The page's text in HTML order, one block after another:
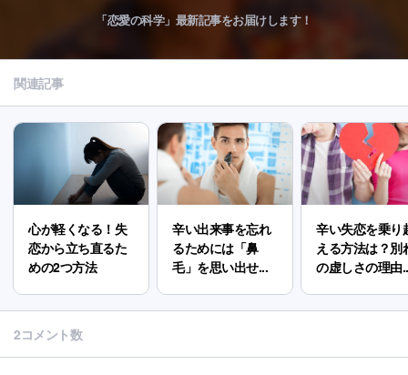
「恋愛の科学」最新記事をお届けします！
関連記事
心が軽くなる！失
恋から立ち直るた
めの2つ方法
辛い出来事を忘れ
るためには「鼻
毛」を思い出せ...
辛い失恋を乗り
える方法は？別
の虚しさの理由
2コメント数